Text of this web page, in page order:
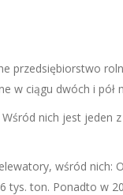
przedsiębiorstwo
w ciągu dwóch i pół
nich jest jeden
wśród nich:
tys. ton. Ponadto w